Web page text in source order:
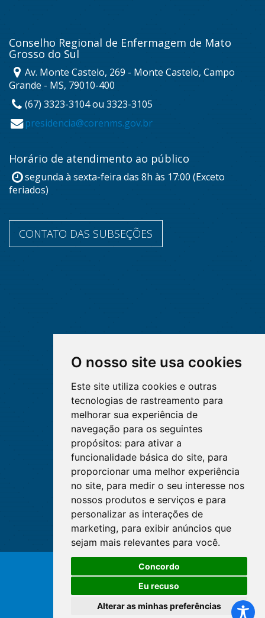
O nosso site usa cookies
Este site utiliza cookies e outras
tecnologias de rastreamento para
melhorar sua experiência de
navegação para os seguintes
propósitos: para ativar a
funcionalidade básica do site, para
proporcionar uma melhor experiência
no site, para medir o seu interesse nos
nossos produtos e serviços e para
personalizar as interações de
marketing, para exibir anúncios que
sejam mais relevantes para você.
Concordo
Eu recuso
Alterar as minhas preferências
Conselho Regional de Enfermagem de Mato
Grosso do Sul
Av. Monte Castelo, 269 - Monte Castelo, Campo
Grande - MS, 79010-400
(67) 3323-3104 ou 3323-3105
presidencia@corenms.gov.br
Horário de atendimento ao público
segunda à sexta-feira das 8h às 17:00 (Exceto
feriados)
CONTATO DAS SUBSEÇÕES
© Copyright 2026 - Cofen/CORENs